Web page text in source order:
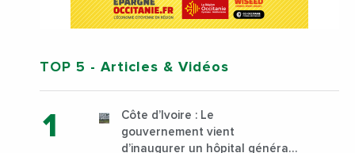
TOP 5 - Articles & Vidéos
Côte d’Ivoire : Le
gouvernement vient
d’inaugurer un hôpital général